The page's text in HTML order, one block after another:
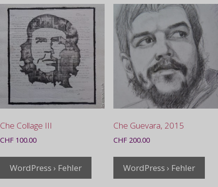
Che Collage III
CHF 100.00
WordPress › Fehler
Che Guevara, 2015
CHF200.00
WordPress › Fehler